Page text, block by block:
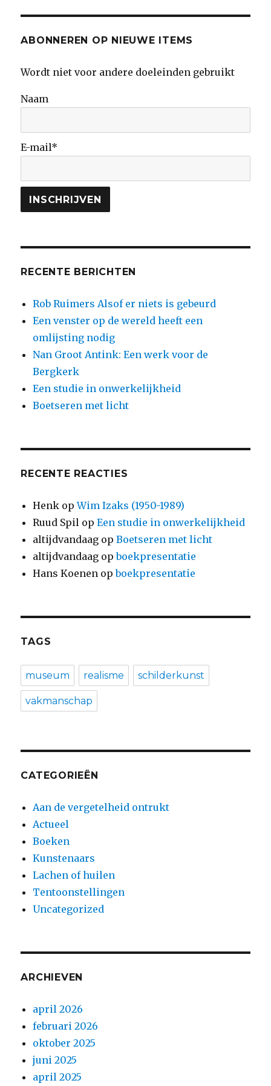
ABONNEREN OP NIEUWE ITEMS
Wordt niet voor andere doeleinden gebruikt
Naam
E-mail*
RECENTE BERICHTEN
Rob Ruimers Alsof er niets is gebeurd
Een venster op de wereld heeft een
omlijsting nodig
Nan Groot Antink: Een werk voor de
Bergkerk
Een studie in onwerkelijkheid
Boetseren met licht
RECENTE REACTIES
Henk opWim Izaks (1950-1989)
Ruud Spil opEen studie in onwerkelijkheid
altijdvandaag opBoetseren met licht
altijdvandaag opboekpresentatie
Hans Koenen opboekpresentatie
TAGS
museum realisme schilderkunst
vakmanschap
CATEGORIEËN
Aan de vergetelheid ontrukt
Actueel
Boeken
Kunstenaars
Lachen of huilen
Tentoonstellingen
Uncategorized
ARCHIEVEN
april 2026
februari 2026
oktober 2025
juni 2025
april 2025